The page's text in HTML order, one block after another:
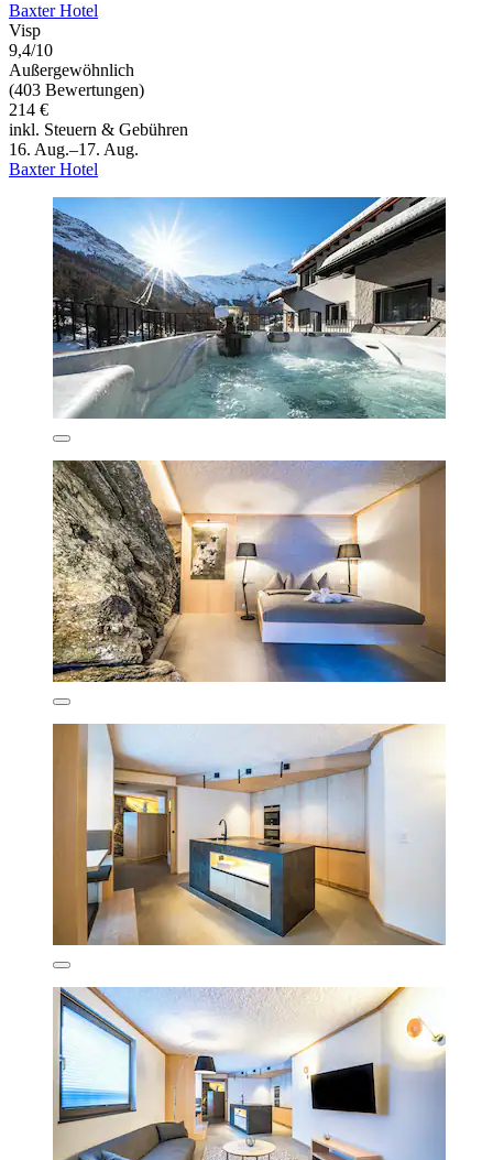
Baxter Hotel
Visp
9,4/10
Außergewöhnlich
(403 Bewertungen)
214 €
inkl. Steuern & Gebühren
16. Aug.–17. Aug.
Baxter Hotel